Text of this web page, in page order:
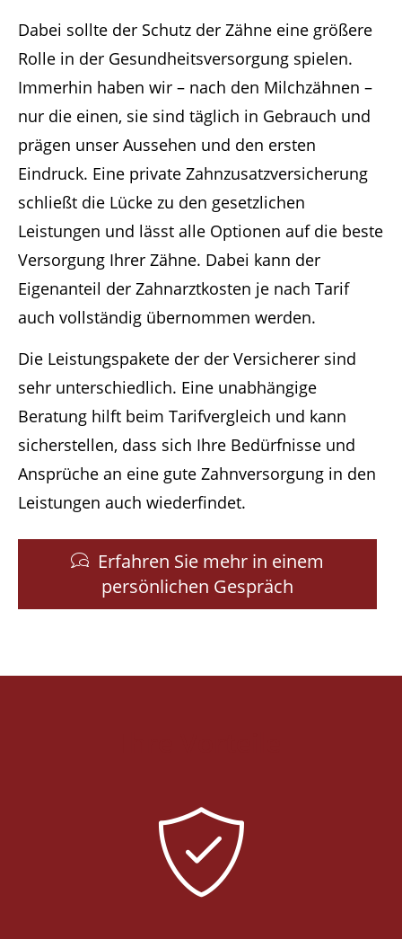
Dabei sollte der Schutz der Zähne eine größere
Rolle in der Gesundheitsversorgung spielen.
Immerhin haben wir – nach den Milchzähnen –
nur die einen, sie sind täglich in Gebrauch und
prägen unser Aussehen und den ersten
Eindruck. Eine private Zahnzusatzversicherung
schließt die Lücke zu den gesetzlichen
Leistungen und lässt alle Optionen auf die beste
Versorgung Ihrer Zähne. Dabei kann der
Eigenanteil der Zahnarztkosten je nach Tarif
auch vollständig übernommen werden.
Die Leistungspakete der der Versicherer sind
sehr unterschiedlich. Eine unabhängige
Beratung hilft beim Tarifvergleich und kann
sicherstellen, dass sich Ihre Bedürfnisse und
Ansprüche an eine gute Zahnversorgung in den
Leistungen auch wiederfindet.
Erfahren Sie mehr in einem
persönlichen Gespräch